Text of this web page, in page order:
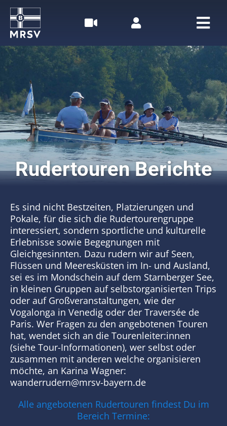
Zum
Inhalt
springen
Home
Rudern
Segeln
Der MRSV
Aktuelles
Termine
Kontakt
SUCHE
NACH:
Rudertouren Berichte
Es sind nicht Bestzeiten, Platzierungen und
Pokale, für die sich die Rudertourengruppe
interessiert, sondern sportliche und kulturelle
Erlebnisse sowie Begegnungen mit
Gleichgesinnten. Dazu rudern wir auf Seen,
Flüssen und Meeresküsten im In- und Ausland,
sei es im Mondschein auf dem Starnberger See,
in kleinen Gruppen auf selbstorganisierten Trips
oder auf Großveranstaltungen, wie der
Vogalonga in Venedig oder der Traversée de
Paris. Wer Fragen zu den angebotenen Touren
hat, wendet sich an die Tourenleiter:innen
(siehe Tour-Informationen), wer selbst oder
zusammen mit anderen welche organisieren
möchte, an Karina Wagner:
wanderrudern@mrsv-bayern.de
Alle angebotenen Rudertouren findest Du im
Bereich Termine: